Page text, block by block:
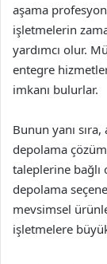
aşama
işletmelerin
yardımcı olur.
entegre
imkanı bulurlar.
Bunun yanı
depolama
taleplerine bağlı
depolama
mevsimsel
işletmelere